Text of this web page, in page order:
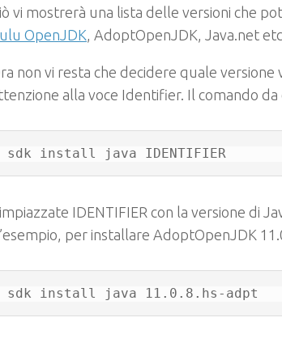
vi mostrerà una lista delle versioni che
OpenJDK, AdoptOpenJDK, Java.net
non vi resta che decidere quale
alla voce Identifier. Il comando
sdk install java IDENTIFIER
IDENTIFIER con la versione di
per installare AdoptOpenJDK
sdk install java 11.0.8.hs-adpt